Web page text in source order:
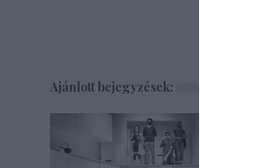
Ajánlott bejegyzések: